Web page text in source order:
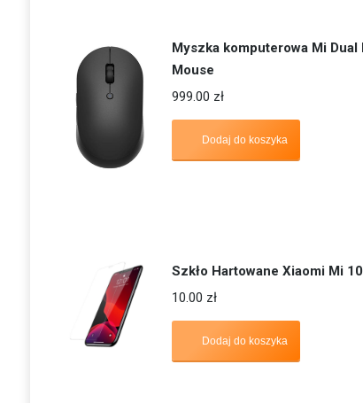
Myszka komputerowa Mi
Mouse
999.00 zł
Dodaj do koszyka
Szkło Hartowane Xiaomi Mi
10.00 zł
Dodaj do koszyka